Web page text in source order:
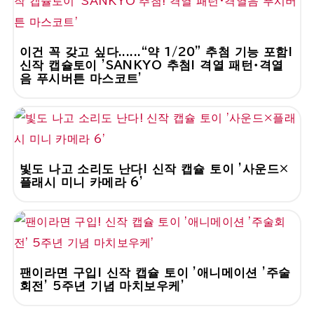
이건 꼭 갖고 싶다......“약 1/20” 추첨 기능 포함!
신작 캡슐토이 'SANKYO 추첨! 격열 패턴・격열
음 푸시버튼 마스코트'
빛도 나고 소리도 난다! 신작 캡슐 토이 '사운드×
플래시 미니 카메라 6'
팬이라면 구입! 신작 캡슐 토이 '애니메이션 '주술
회전' 5주년 기념 마치보우케'